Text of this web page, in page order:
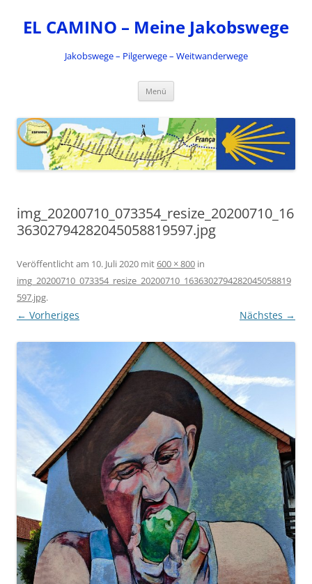
springen
EL CAMINO – Meine Jakobswege
Jakobswege – Pilgerwege – Weitwanderwege
Menü
img_20200710_073354_resize_20200710_16
36302794282045058819597.jpg
Veröffentlicht am 10. Juli 2020 mit600 × 800 in
img_20200710_073354_resize_20200710_1636302794282045058819
597.jpg.
← Vorheriges Nächstes →